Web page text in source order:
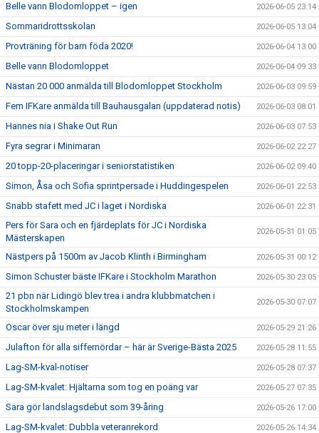
Belle vann Blodomloppet – igen 2026-06-05 23:14
Sommaridrottsskolan 2026-06-05 13:04
Provträning för barn föda 2020! 2026-06-04 13:00
Belle vann Blodomloppet 2026-06-04 09:33
Nästan 20 000 anmälda till Blodomloppet Stockholm 2026-06-03 09:59
Fem IFKare anmälda till Bauhausgalan (uppdaterad notis) 2026-06-03 08:01
Hannes nia i Shake Out Run 2026-06-03 07:53
Fyra segrar i Minimaran 2026-06-02 22:27
20 topp-20-placeringar i seniorstatistiken 2026-06-02 09:40
Simon, Åsa och Sofia sprintpersade i Huddingespelen 2026-06-01 22:53
Snabb stafett med JC i laget i Nordiska 2026-06-01 22:31
Pers för Sara och en fjärdeplats för JC i Nordiska
Mästerskapen
2026-05-31 01:05
Nästpers på 1500m av Jacob Klinth i Birmingham 2026-05-31 00:12
Simon Schuster bäste IFKare i Stockholm Marathon 2026-05-30 23:05
21 pbn när Lidingö blev trea i andra klubbmatchen i
Stockholmskampen
2026-05-30 07:07
Oscar över sju meter i längd 2026-05-29 21:26
Julafton för alla siffernördar – här är Sverige-Bästa 2025 2026-05-28 11:55
Lag-SM-kval-notiser 2026-05-28 07:37
Lag-SM-kvalet: Hjältarna som tog en poäng var 2026-05-27 07:35
Sara gör landslagsdebut som 39-åring 2026-05-26 17:00
Lag-SM-kvalet: Dubbla veteranrekord 2026-05-26 14:34